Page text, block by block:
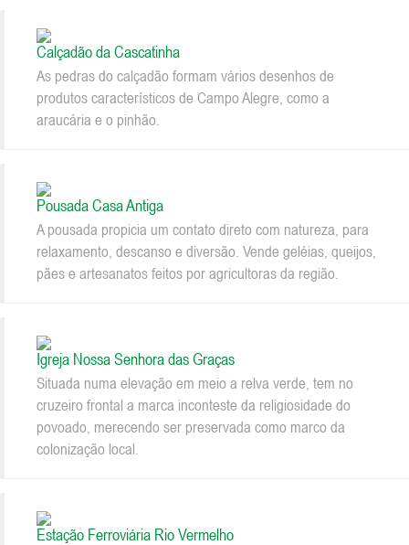
Calçadão da Cascatinha
As pedras do calçadão formam vários desenhos de
produtos característicos de Campo Alegre, como a
araucária e o pinhão.
Pousada Casa Antiga
A pousada propicia um contato direto com natureza, para
relaxamento, descanso e diversão. Vende geléias, queijos,
pães e artesanatos feitos por agricultoras da região.
Igreja Nossa Senhora das Graças
Situada numa elevação em meio a relva verde, tem no
cruzeiro frontal a marca inconteste da religiosidade do
povoado, merecendo ser preservada como marco da
colonização local.
Estação Ferroviária Rio Vermelho